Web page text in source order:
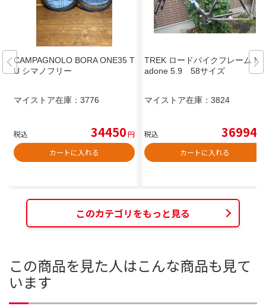
CAMPAGNOLO BORA ONE35 T
U シマノフリー
マイストア在庫： 3776
税込 34450円
カートに入れる
TREK ロードバイクフレーム M
adone 5.9 58サイズ
マイストア在庫： 3824
税込 36994
カートに入れる
このカテゴリをもっと見る
この商品を見た人はこんな商品も見て
います